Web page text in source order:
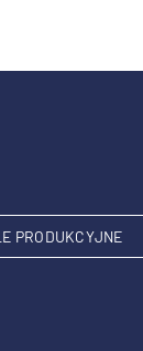
PRODUKCYJNE